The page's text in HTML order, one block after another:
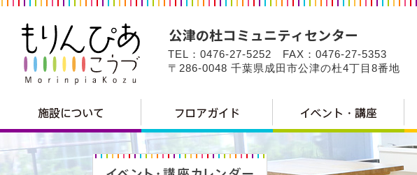
TEL：0476-27-5252 FAX：0476-27-5353
〒286-0048 千葉県成田市公津の杜4丁目8番地